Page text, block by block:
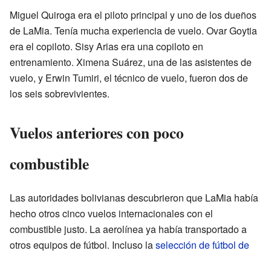
Miguel Quiroga era el piloto principal y uno de los dueños
de LaMia. Tenía mucha experiencia de vuelo. Ovar Goytia
era el copiloto. Sisy Arias era una copiloto en
entrenamiento. Ximena Suárez, una de las asistentes de
vuelo, y Erwin Tumiri, el técnico de vuelo, fueron dos de
los seis sobrevivientes.
Vuelos anteriores con poco
combustible
Las autoridades bolivianas descubrieron que LaMia había
hecho otros cinco vuelos internacionales con el
combustible justo. La aerolínea ya había transportado a
otros equipos de fútbol. Incluso laselección de fútbol de